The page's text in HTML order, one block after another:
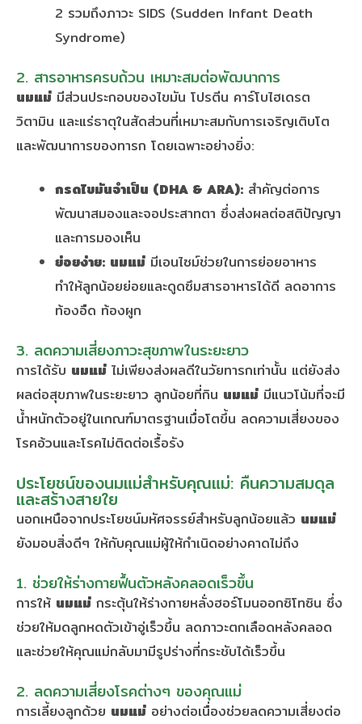
2 รวมถึงภาวะ SIDS (Sudden Infant Death
Syndrome)
2. สารอาหารครบถ้วน เหมาะสมต่อพัฒนาการ
นมแม่ มีส่วนประกอบของไขมัน โปรตีน คาร์โบไฮเดรต
วิตามิน และแร่ธาตุในสัดส่วนที่เหมาะสมกับการเจริญเติบโต
และพัฒนาการของทารก โดยเฉพาะอย่างยิ่ง:
กรดไขมันจำเป็น (DHA & ARA): สำคัญต่อการ
พัฒนาสมองและจอประสาทตา ซึ่งส่งผลต่อสติปัญญา
และการมองเห็น
ย่อยง่าย: นมแม่ มีเอนไซม์ช่วยในการย่อยอาหาร
ทำให้ลูกน้อยย่อยและดูดซึมสารอาหารได้ดี ลดอาการ
ท้องอืด ท้องผูก
3. ลดความเสี่ยงภาวะสุขภาพในระยะยาว
การได้รับ นมแม่ ไม่เพียงส่งผลดีในวัยทารกเท่านั้น แต่ยังส่ง
ผลต่อสุขภาพในระยะยาว ลูกน้อยที่กิน นมแม่ มีแนวโน้มที่จะมี
น้ำหนักตัวอยู่ในเกณฑ์มาตรฐานเมื่อโตขึ้น ลดความเสี่ยงของ
โรคอ้วนและโรคไม่ติดต่อเรื้อรัง
ประโยชน์ของนมแม่สำหรับคุณแม่: คืนความสมดุล
และสร้างสายใย
นอกเหนือจากประโยชน์มหัศจรรย์สำหรับลูกน้อยแล้ว นมแม่
ยังมอบสิ่งดีๆ ให้กับคุณแม่ผู้ให้กำเนิดอย่างคาดไม่ถึง
1. ช่วยให้ร่างกายฟื้นตัวหลังคลอดเร็วขึ้น
การให้ นมแม่ กระตุ้นให้ร่างกายหลั่งฮอร์โมนออกซิโทซิน ซึ่ง
ช่วยให้มดลูกหดตัวเข้าอู่เร็วขึ้น ลดภาวะตกเลือดหลังคลอด
และช่วยให้คุณแม่กลับมามีรูปร่างที่กระชับได้เร็วขึ้น
2. ลดความเสี่ยงโรคต่างๆ ของคุณแม่
การเลี้ยงลูกด้วย นมแม่ อย่างต่อเนื่องช่วยลดความเสี่ยงต่อ